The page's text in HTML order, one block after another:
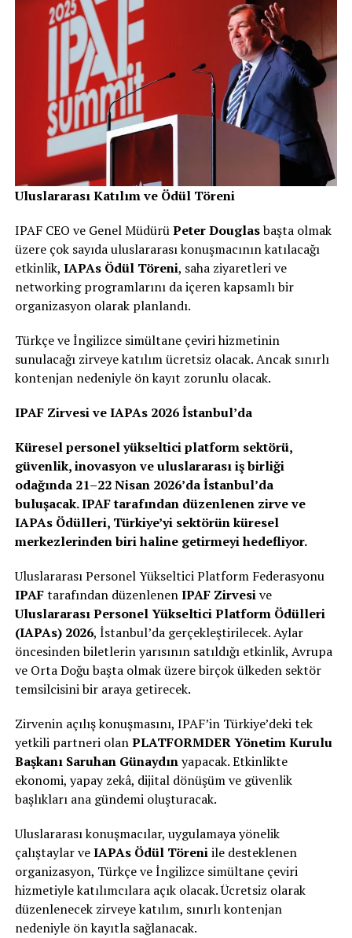
Uluslararası Katılım ve Ödül Töreni
IPAF CEO ve Genel MüdürüPeter Douglasbaşta olmak
üzere çok sayıda uluslararası konuşmacının katılacağı
etkinlik, IAPAs Ödül Töreni, saha ziyaretleri ve
networking programlarını da içeren kapsamlı bir
organizasyon olarak planlandı.
Türkçe ve İngilizce simültane çeviri hizmetinin
sunulacağı zirveye katılım ücretsiz olacak. Ancak sınırlı
kontenjan nedeniyle ön kayıt zorunlu olacak.
IPAF Zirvesi ve IAPAs 2026 İstanbul’da
Küresel personel yükseltici platform sektörü,
güvenlik, inovasyon ve uluslararası iş birliği
odağında 21–22 Nisan 2026’da İstanbul’da
buluşacak. IPAF tarafından düzenlenen zirve ve
IAPAs Ödülleri, Türkiye’yi sektörün küresel
merkezlerinden biri haline getirmeyi hedefliyor.
Uluslararası Personel Yükseltici Platform Federasyonu
IPAFtarafından düzenlenenIPAF Zirvesive
Uluslararası Personel Yükseltici Platform Ödülleri
(IAPAs) 2026, İstanbul’da gerçekleştirilecek. Aylar
öncesinden biletlerin yarısının satıldığı etkinlik, Avrupa
ve Orta Doğu başta olmak üzere birçok ülkeden sektör
temsilcisini bir araya getirecek.
Zirvenin açılış konuşmasını, IPAF’in Türkiye’deki tek
yetkili partneri olanPLATFORMDER Yönetim Kurulu
Başkanı Saruhan Günaydınyapacak. Etkinlikte
ekonomi, yapay zekâ, dijital dönüşüm ve güvenlik
başlıkları ana gündemi oluşturacak.
Uluslararası konuşmacılar, uygulamaya yönelik
çalıştaylar veIAPAs Ödül Töreniile desteklenen
organizasyon, Türkçe ve İngilizce simültane çeviri
hizmetiyle katılımcılara açık olacak. Ücretsiz olarak
düzenlenecek zirveye katılım, sınırlı kontenjan
nedeniyle ön kayıtla sağlanacak.